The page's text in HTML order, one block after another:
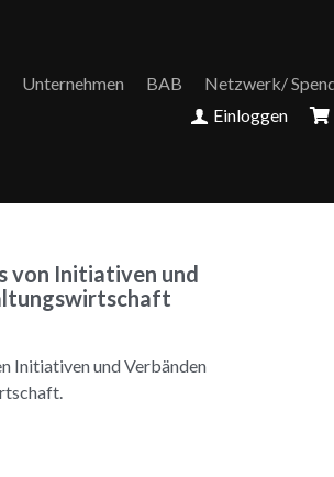
Unternehmen BAB
Netzwerk/
Einloggen
von Initiativen und
Initiativen und Verbänden